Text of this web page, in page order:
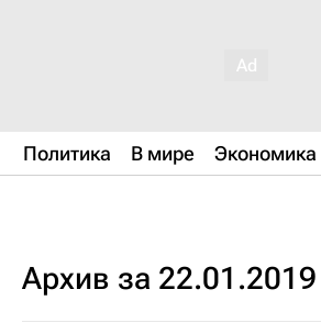
Политика В мире Экономика
Архив за 22.01.2019